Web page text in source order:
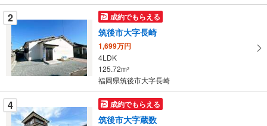
に
保
存
す
る
2 成約でもらえる
筑後市大字長崎
1,699万円
4LDK
125.72m2
福岡県筑後市大字長崎
4 成約でもらえる
筑後市大字蔵数